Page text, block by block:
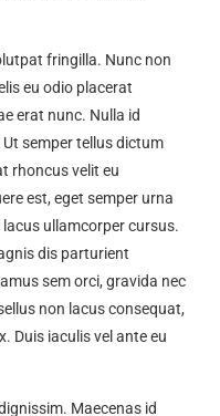
fringilla. Nunc non
eu odio placerat
erat nunc. Nulla id
semper tellus dictum
rhoncus velit eu
est, eget semper urna
ullamcorper cursus.
dis parturient
sem orci, gravida nec
non lacus consequat,
Duis iaculis vel ante eu
Maecenas id